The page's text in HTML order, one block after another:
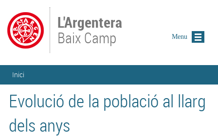
L'Argentera
Baix Camp
Esteu aquí
Inici
Evolució de la població al llarg
dels anys
Menu